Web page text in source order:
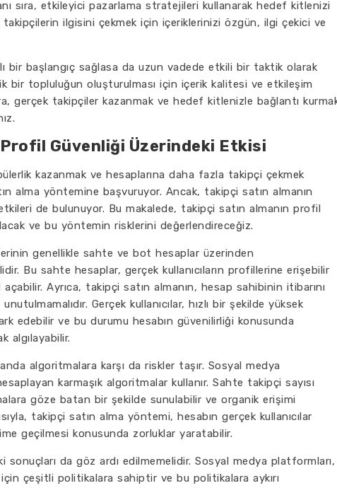
sıra, etkileyici pazarlama stratejileri kullanarak hedef kitlenizi
takipçilerin ilgisini çekmek için içeriklerinizi özgün, ilgi çekici ve
bir başlangıç sağlasa da uzun vadede etkili bir taktik olarak
bir topluluğun oluşturulması için içerik kalitesi ve etkileşim
gerçek takipçiler kazanmak ve hedef kitlenizle bağlantı
Profil Güvenliği Üzerindeki Etkisi
kazanmak ve hesaplarına daha fazla takipçi çekmek
alma yöntemine başvuruyor. Ancak, takipçi satın almanın
de bulunuyor. Bu makalede, takipçi satın almanın profil
ve bu yöntemin risklerini değerlendireceğiz.
genellikle sahte ve bot hesaplar üzerinden
Bu sahte hesaplar, gerçek kullanıcıların profillerine erişebilir
Ayrıca, takipçi satın almanın, hesap sahibinin itibarını
Gerçek kullanıcılar, hızlı bir şekilde yüksek
edebilir ve bu durumu hesabın güvenilirliği konusunda
algılayabilir.
algoritmalara karşı da riskler taşır. Sosyal medya
karmaşık algoritmalar kullanır. Sahte takipçi sayısı
göze batan bir şekilde sunulabilir ve organik erişimi
takipçi satın alma yöntemi, hesabın gerçek kullanıcılar
geçilmesi konusunda zorluklar yaratabilir.
sonuçları da göz ardı edilmemelidir. Sosyal medya platformları,
çeşitli politikalara sahiptir ve bu politikalara aykırı